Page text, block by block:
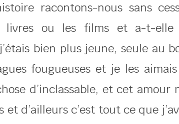
racontons-nous sans
livres ou les films et a-t-
bien plus jeune, seule au
fougueuses et je les
d’inclassable, et cet amour
d’ailleurs c’est tout ce que